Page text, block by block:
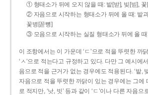
① 형태소가 뒤에 오지 않을 때: 밭[받], 빚[빋], 꽃
② 자음으로 시작하는 형태소가 뒤에 올 때: 밭
꽃병[꼳뼝]
③ 모음으로 시작하는 실질 형태소가 뒤에 올
이 조항에서는 이 가운데 ‘ㄷ’으로 적을 뚜렷한 까
‘ㅅ’으로 적는다고 규정하고 있다. 다만 그 예시에
음으로 적을 근거가 없는 경우에도 적용된다. ‘밭,
자음으로 적을 뚜렷한 까닭이 있는 경우에는 그에
로 적지만, ‘낫, 빗’ 등과 같이 ‘ㄷ’이나 다른 자음